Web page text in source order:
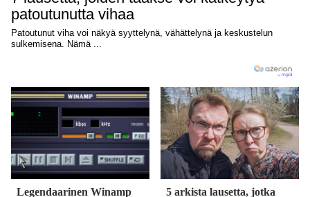
Legendaarinen Winamp
5 arkista lausetta, jotka